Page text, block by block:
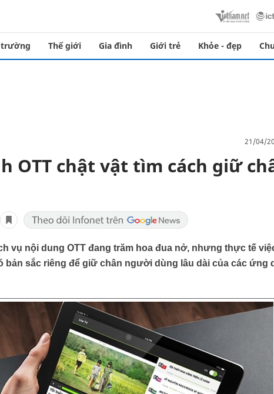
trường Thế giới Gia đình Giới trẻ Khỏe - đẹp
21/04/
OTT chật vật tìm cách giữ
vụ nội dung OTT đang trăm hoa đua nở, nhưng thực tế
bản sắc riêng để giữ chân người dùng lâu dài của các ứng